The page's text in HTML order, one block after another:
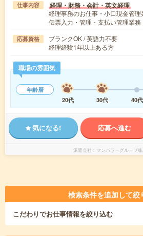
仕事内容 経理・財務・会計・英文経理
経理事務のお仕事・小口現金管
伝票入力・管理・支払い管理業
応募資格
ブランクOK / 英語力不要
経理経験1年以上ある方
職場の雰囲気
年齢層
20代
30代 40代
気になる! 応募へ進む
派遣会社 マンパワーグループ株
検索条件を追加して絞
こだわりでお仕事情報を絞り込む